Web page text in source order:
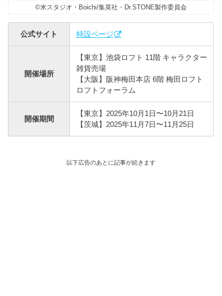
©米スタジオ・Boichi/集英社・Dr.STONE製作委員会
公式サイト 特設ページ
開催場所
【東京】池袋ロフト 11階 キャラクター
雑貨売場
【大阪】阪神梅田本店 6階 梅田ロフト
ロフトフォーラム
開催期間
【東京】2025年10月1日〜10月21日
【茨城】2025年11月7日〜11月25日
以下広告のあとに記事が続きます